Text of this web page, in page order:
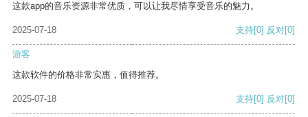
这款app的音乐资源非常优质，可以让我尽情享受音乐的魅力。
2025-07-18 支持[0] 反对[0]
游客
这款软件的价格非常实惠，值得推荐。
2025-07-18 支持[0] 反对[0]